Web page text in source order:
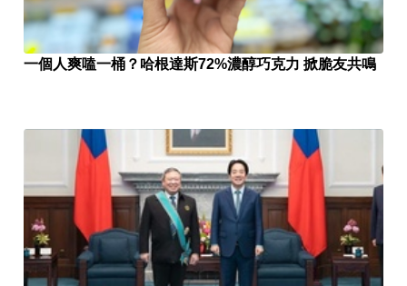
一個人爽嗑一桶？哈根達斯72%濃醇巧克力 掀脆友共鳴